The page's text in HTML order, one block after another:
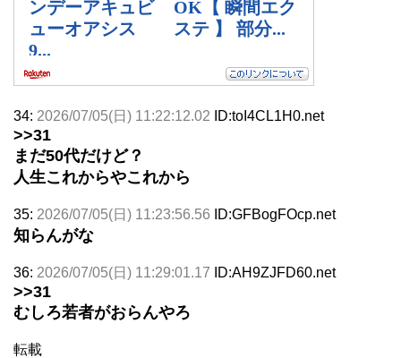
34: 2026/07/05(日) 11:22:12.02 ID:toI4CL1H0.net
>>31
まだ50代だけど？
人生これからやこれから
35: 2026/07/05(日) 11:23:56.56 ID:GFBogFOcp.net
知らんがな
36: 2026/07/05(日) 11:29:01.17 ID:AH9ZJFD60.net
>>31
むしろ若者がおらんやろ
転載